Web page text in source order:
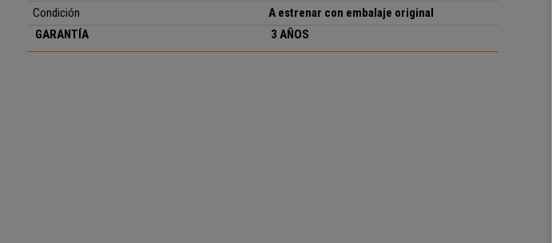
Condición
A estrenar con embalaje original
GARANTÍA
3 AÑOS